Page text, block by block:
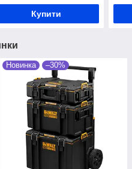
Купити
Новинка –30%